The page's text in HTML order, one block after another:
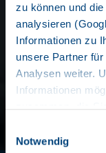
zu können und
analysieren
Informationen zu
unsere Partner
Analysen weiter.
Informationen
zusammen, die
haben. Wir
Notwendig